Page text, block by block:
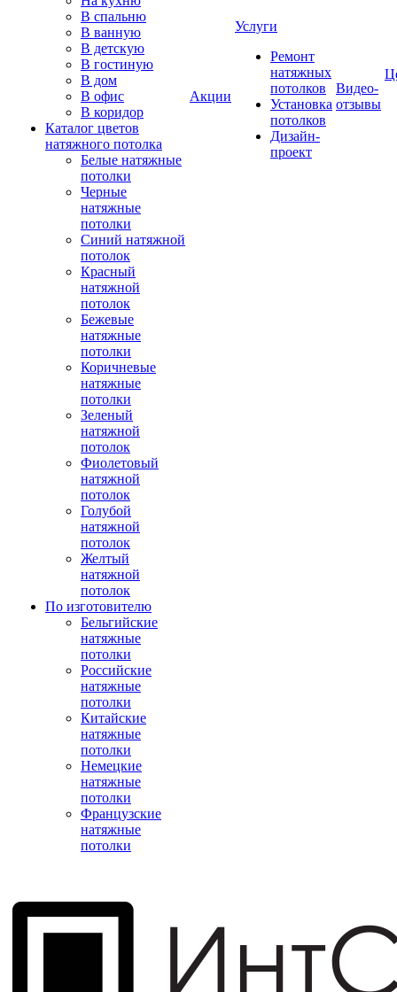
В спальню
В ванную
В детскую
В гостиную
В дом
В офис
В коридор
Каталог цветов
натяжного потолка
Белые натяжные
потолки
Черные
натяжные
потолки
Синий натяжной
потолок
Красный
натяжной
потолок
Бежевые
натяжные
потолки
Коричневые
натяжные
потолки
Зеленый
натяжной
потолок
Фиолетовый
натяжной
потолок
Голубой
натяжной
потолок
Желтый
натяжной
потолок
По изготовителю
Бельгийские
натяжные
потолки
Российские
натяжные
потолки
Китайские
натяжные
потолки
Немецкие
натяжные
потолки
Французские
натяжные
потолки
Акции
Услуги
Ремонт
натяжных
потолков
Установка
потолков
Дизайн-
проект
Видео-
отзывы